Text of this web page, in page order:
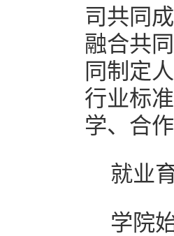
司共同
融合共
同制定
行业标
学、合
就业
学院